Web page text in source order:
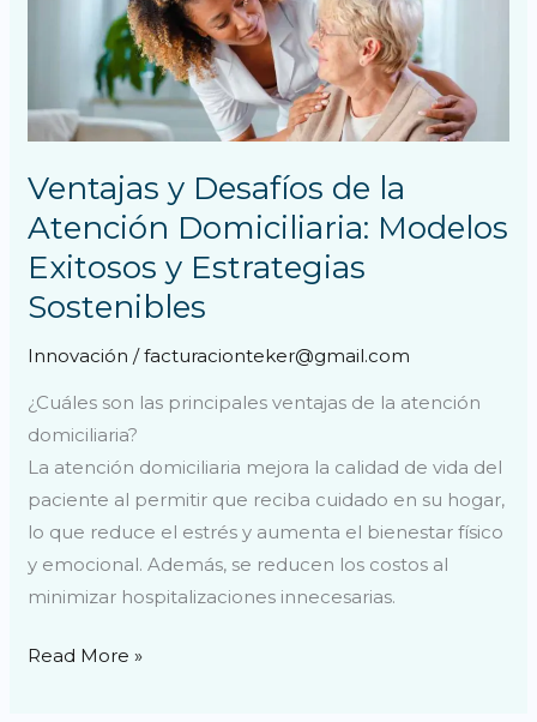
Ventajas y Desafíos de la
Atención Domiciliaria: Modelos
Exitosos y Estrategias
Sostenibles
Innovación /facturacionteker@gmail.com
¿Cuáles son las principales ventajas de la atención
domiciliaria?
La atención domiciliaria mejora la calidad de vida del
paciente al permitir que reciba cuidado en su hogar,
lo que reduce el estrés y aumenta el bienestar físico
y emocional. Además, se reducen los costos al
minimizar hospitalizaciones innecesarias.
Atención
Domiciliaria:
Modelos
Exitosos
y
Estrategias
Sostenibles
Read More »